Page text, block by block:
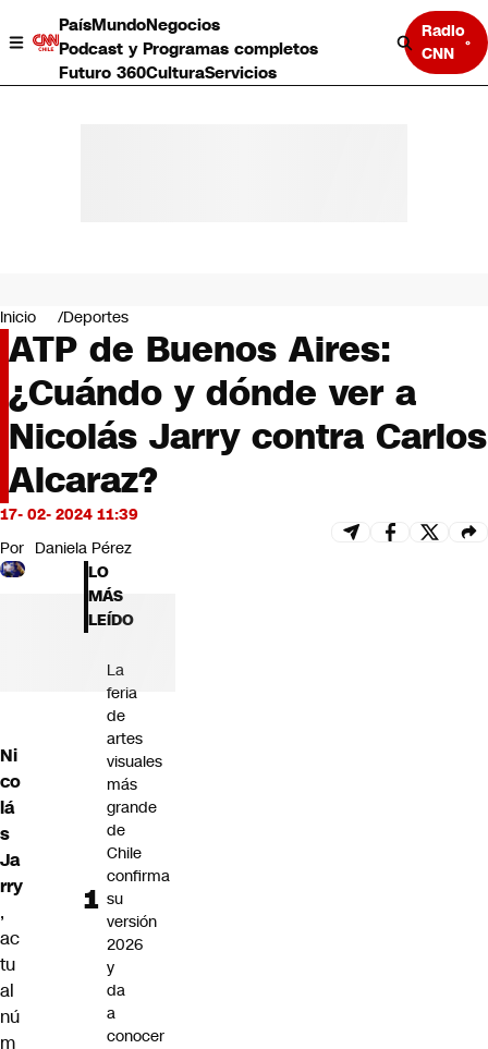
PaísMundoNegocios
Podcast y Programas completos
Futuro 360CulturaServicios
Radio
CNN
Negocios
Deportes
Programas completos
Cultura
Servicios
Bits
CNN tiempo
Futuro 360
Inicio Deportes
ATP de Buenos Aires:
¿Cuándo y dónde ver a
Nicolás Jarry contra Carlos
Alcaraz?
17- 02- 2024 11:39
Por Daniela Pérez
Ni
co
lá
s
Ja
rry
,
ac
tu
al
nú
m
LO
MÁS
LEÍDO
La
feria
de
artes
visuales
más
grande
de
Chile
confirma
su
versión
2026
y
da
a
conocer